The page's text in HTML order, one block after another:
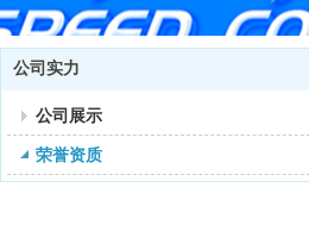
公司实力
公司展示
荣誉资质